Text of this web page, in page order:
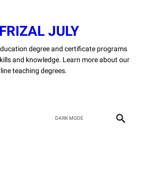
JULY
degree and certificate programs
and knowledge. Learn more about our
teaching degrees.